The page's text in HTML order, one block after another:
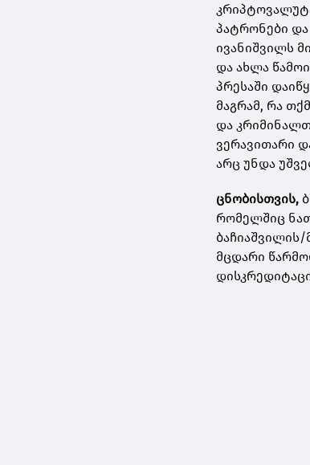
პატრონები
ივანიშვილს
და ახლა
პრესაში
მაგრამ, რა
და
ვერავითარი
არც უნდა
ცნობისთვის,
რომელშიც
მცდარი